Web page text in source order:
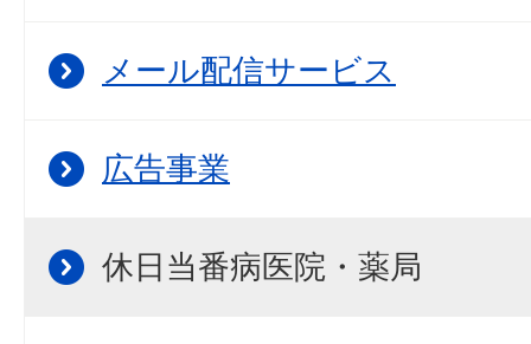
メール配信サービス
広告事業
休日当番病医院・薬局